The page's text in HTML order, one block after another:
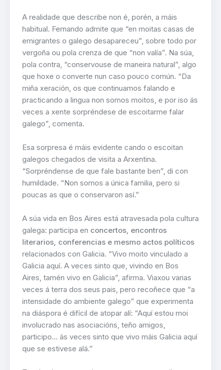
A realidade que describe non é, porén, a máis
habitual. Fernando admite que “en moitas casas de
emigrantes o galego desapareceu”, sobre todo por
vergoña ou pola crenza de que “non valía”. Na súa,
pola contra, “conservouse de maneira natural”, algo
que hoxe o converte nun caso pouco común. “Da
miña xeración, os que continuamos falando e
practicando a lingua non somos moitos, e por iso ás
veces a xente sorpréndese de escoitarme falar
galego”, comenta.
Esa sorpresa é máis evidente cando o escoitan
galegos chegados de visita a Arxentina.
“Sorpréndense de que fale bastante ben”, di con
humildade. “Non somos a única familia, pero si
poucas as que o conservaron así.”
A súa vida en Bos Aires está atravesada pola cultura
galega: participa en concertos, encontros
literarios, conferencias e mesmo actos políticos
relacionados con Galicia. “Vivo moito vinculado a
Galicia aquí. A veces sinto que, vivindo en Bos
Aires, tamén vivo en Galicia”, afirma. Viaxou varias
veces á terra dos seus pais, pero recoñece que “a
intensidade do ambiente galego” que experimenta
na diáspora é difícil de atopar alí: “Aquí estou moi
involucrado nas asociacións, teño amigos,
participo… ás veces sinto que vivo máis Galicia aquí
que se estivese alá.”